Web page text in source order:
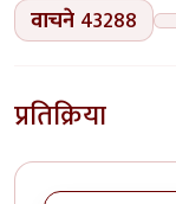
वाचने 43288
प्रतिक्रिया